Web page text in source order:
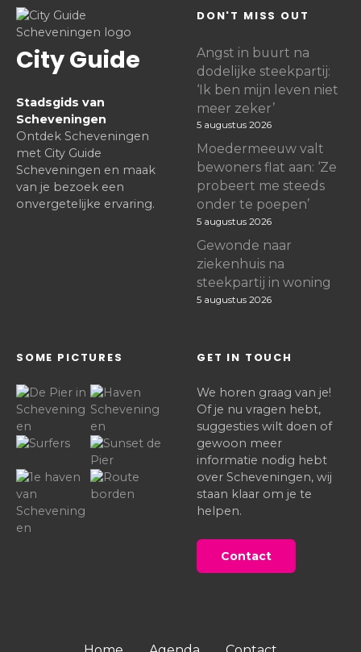
City Guide
Stadsgids van
Scheveningen
Ontdek Scheveningen
met City Guide
Scheveningen en maak
van je bezoek een
onvergetelijke ervaring.
DON'T MISS OUT
Angst in buurt na
dodelijke steekpartij:
‘Ik ben mijn leven niet
meer zeker’
5 augustus 2026
Moedermeeuw valt
bewoners flat aan: ‘Ze
probeert me steeds
onder te poepen’
5 augustus 2026
Gewonde naar
ziekenhuis na
steekpartij in woning
5 augustus 2026
SOME PICTURES GET IN TOUCH
We horen graag van je!
Of je nu vragen hebt,
suggesties wilt doen of
gewoon meer
informatie nodig hebt
over Scheveningen, wij
staan klaar om je te
helpen.
Contact